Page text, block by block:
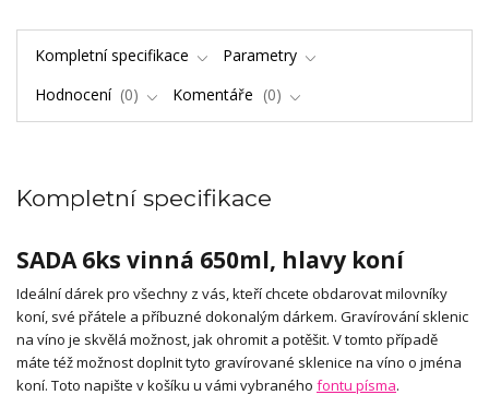
Kompletní specifikace
Parametry
Hodnocení
0 Komentáře 0
Kompletní specifikace
SADA 6ks vinná 650ml, hlavy koní
Ideální dárek pro všechny z vás, kteří chcete obdarovat milovníky
koní, své přátele a příbuzné dokonalým dárkem. Gravírování sklenic
na víno je skvělá možnost, jak ohromit a potěšit. V tomto případě
máte též možnost doplnit tyto gravírované sklenice na víno o jména
koní. Toto napište v košíku u vámi vybraného fontu písma.